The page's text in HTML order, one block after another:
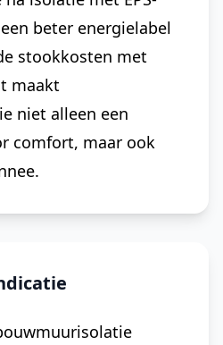
beter energielabel
stookkosten met
maakt
niet alleen een
comfort, maar ook